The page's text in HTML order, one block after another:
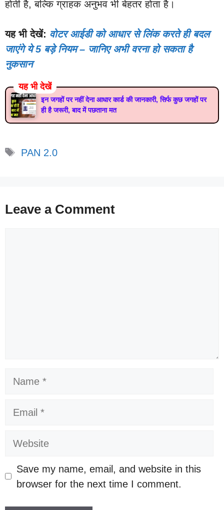
होती है, बल्कि ग्राहक अनुभव भी बेहतर होता है।
यह भी देखें: वोटर आईडी को आधार से लिंक करते ही बदल
जाएंगे ये 5 बड़े नियम – जानिए अभी वरना हो सकता है
नुकसान
यह भी देखें
इन जगहों पर नहीं देना आधार कार्ड की जानकारी, सिर्फ कुछ जगहों पर
ही है जरूरी, बाद में पछताना मत
Tags
PAN 2.0
Leave a Comment
Name
Email
Website
Save my name, email, and website in this
browser for the next time I comment.